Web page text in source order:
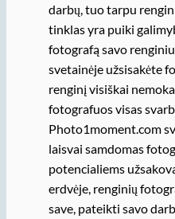
darbų, tuo tarpu
tinklas yra puiki
fotografą savo
svetainėje užsisakėte
renginį visiškai
fotografuos visas
Photo1moment.com
laisvai samdomas
potencialiems
erdvėje, renginių
save, pateikti savo